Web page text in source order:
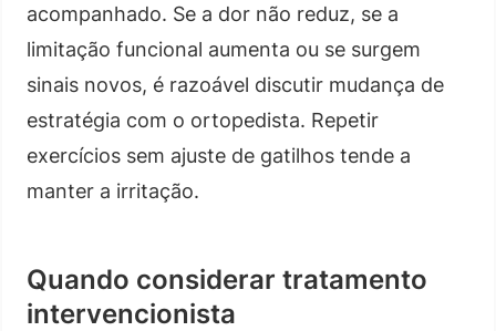
acompanhado. Se a dor não reduz, se a
limitação funcional aumenta ou se surgem
sinais novos, é razoável discutir mudança de
estratégia com o ortopedista. Repetir
exercícios sem ajuste de gatilhos tende a
manter a irritação.
Quando considerar tratamento
intervencionista